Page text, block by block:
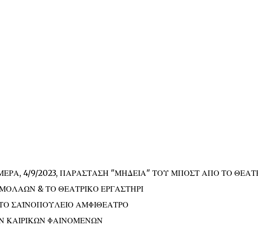
4/9/2023, ΠΑΡΑΣΤΑΣΗ "ΜΗΔΕΙΑ" ΤΟΥ ΜΠΟΣΤ ΑΠΟ ΤΟ
& ΤΟ ΘΕΑΤΡΙΚΟ ΕΡΓΑΣΤΗΡΙ
ΣΑΪΝΟΠΟΥΛΕΙΟ ΑΜΦΙΘΕΑΤΡΟ
ΚΑΙΡΙΚΩΝ ΦΑΙΝΟΜΕΝΩΝ